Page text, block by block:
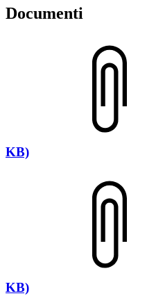
Documenti
KB)
KB)